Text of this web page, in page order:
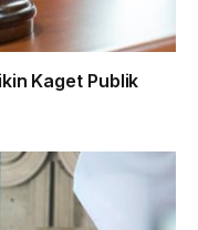
Kaget Publik